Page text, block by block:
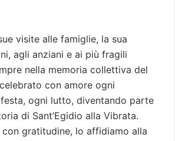
visite alle famiglie, la sua
agli anziani e ai più fragili
nella memoria collettiva del
con amore ogni
ogni lutto, diventando parte
di Sant’Egidio alla Vibrata.
con gratitudine, lo affidiamo alla